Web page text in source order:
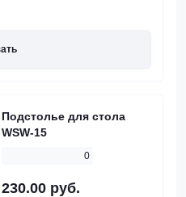
Подстолье для стола
WSW-15
0
230.00 руб.